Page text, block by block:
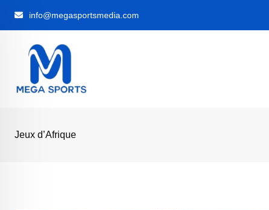
info@megasportsmedia.com
Jeux d’Afrique